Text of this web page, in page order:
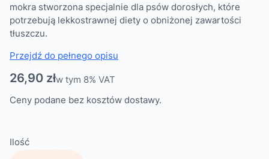
mokra stworzona specjalnie dla psów dorosłych, które
potrzebują lekkostrawnej diety o obniżonej zawartości
tłuszczu.
Przejdź do pełnego opisu
Cena
26,90 złw tym 8% VAT
w tym 8% VAT
Ceny podane bez kosztów dostawy.
Ilość